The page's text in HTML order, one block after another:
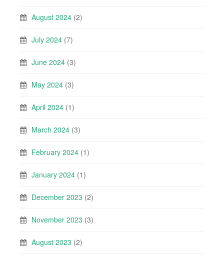
August 2024 (2)
July 2024 (7)
June 2024 (3)
May 2024 (3)
April 2024 (1)
March 2024 (3)
February 2024 (1)
January 2024 (1)
December 2023 (2)
November 2023 (3)
August 2023 (2)